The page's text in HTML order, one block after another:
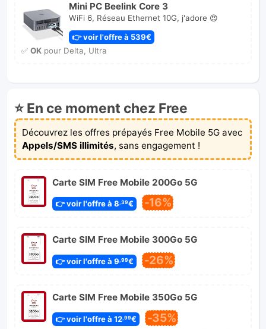
Mini PC Beelink Core 3
WiFi 6, Réseau Ethernet 10G, j'adore 😍
👉 voir l'offre à 539€
✅ OKpour Delta, Ultra
⭐ En ce moment chez Free
Découvrez les offres prépayés Free Mobile 5G avec
Appels/SMS illimités, sans engagement !
Carte SIM Free Mobile 200Go 5G
👉 voir l'offre à 8,39€ -16%
Carte SIM Free Mobile 300Go 5G
👉 voir l'offre à 9,99€ -26%
Carte SIM Free Mobile 350Go 5G
👉 voir l'offre à 12,99€ -35%